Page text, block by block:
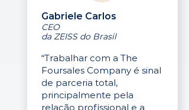
Gabriele Carlos
CEO
da ZEISS do Brasil
“Trabalhar com a The
Foursales Company é sinal
de parceria total,
principalmente pela
relação profissional e a